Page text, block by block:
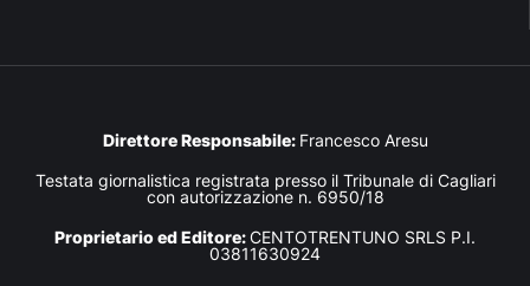
Direttore Responsabile: Francesco Aresu
Testata giornalistica registrata presso il Tribunale di Cagliari
con autorizzazione n. 6950/18
Proprietario ed Editore:CENTOTRENTUNO SRLS P.I.
03811630924